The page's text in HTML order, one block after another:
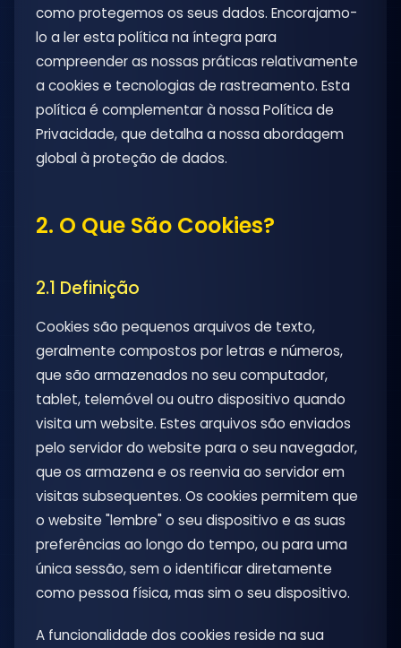
como protegemos os seus dados. Encorajamo-
lo a ler esta política na íntegra para
compreender as nossas práticas relativamente
a cookies e tecnologias de rastreamento. Esta
política é complementar à nossa Política de
Privacidade, que detalha a nossa abordagem
global à proteção de dados.
2. O Que São Cookies?
2.1 Definição
Cookies são pequenos arquivos de texto,
geralmente compostos por letras e números,
que são armazenados no seu computador,
tablet, telemóvel ou outro dispositivo quando
visita um website. Estes arquivos são enviados
pelo servidor do website para o seu navegador,
que os armazena e os reenvia ao servidor em
visitas subsequentes. Os cookies permitem que
o website "lembre" o seu dispositivo e as suas
preferências ao longo do tempo, ou para uma
única sessão, sem o identificar diretamente
como pessoa física, mas sim o seu dispositivo.
A funcionalidade dos cookies reside na sua